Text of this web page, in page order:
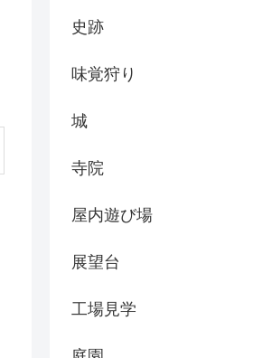
史跡
味覚狩り
城
寺院
屋内遊び場
展望台
工場見学